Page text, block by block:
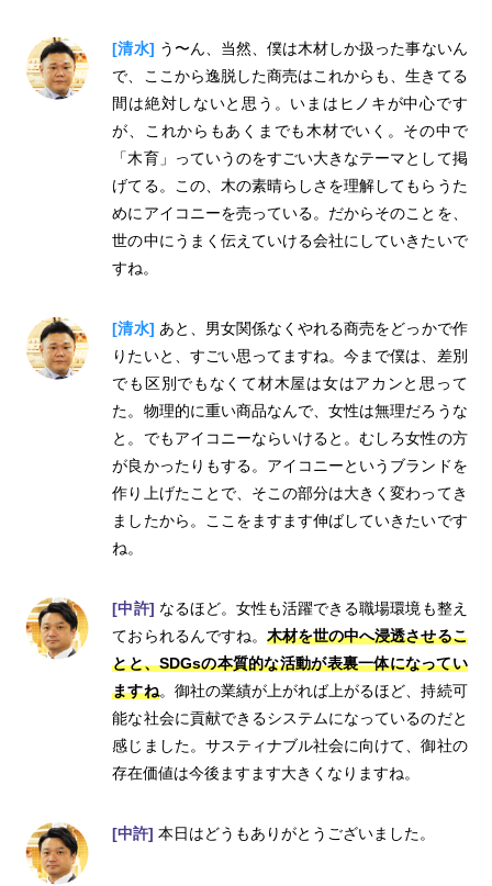
[清水] う〜ん、当然、僕は木材しか扱った事ないん
で、ここから逸脱した商売はこれからも、生きてる
間は絶対しないと思う。いまはヒノキが中心です
が、これからもあくまでも木材でいく。その中で
「木育」っていうのをすごい大きなテーマとして掲
げてる。この、木の素晴らしさを理解してもらうた
めにアイコニーを売っている。だからそのことを、
世の中にうまく伝えていける会社にしていきたいで
すね。
[清水] あと、男女関係なくやれる商売をどっかで作
りたいと、すごい思ってますね。今まで僕は、差別
でも区別でもなくて材木屋は女はアカンと思って
た。物理的に重い商品なんで、女性は無理だろうな
と。でもアイコニーならいけると。むしろ女性の方
が良かったりもする。アイコニーというブランドを
作り上げたことで、そこの部分は大きく変わってき
ましたから。ここをますます伸ばしていきたいです
ね。
[中許] なるほど。女性も活躍できる職場環境も整え
ておられるんですね。 木材を世の中へ浸透させるこ
とと、SDGsの本質的な活動が表裏一体になってい
ますね。御社の業績が上がれば上がるほど、持続可
能な社会に貢献できるシステムになっているのだと
感じました。サスティナブル社会に向けて、御社の
存在価値は今後ますます大きくなりますね。
[中許]本日はどうもありがとうございました。